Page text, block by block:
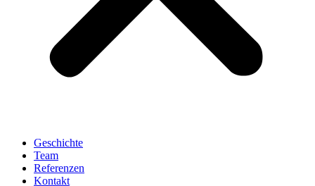
Geschichte
Team
Referenzen
Kontakt